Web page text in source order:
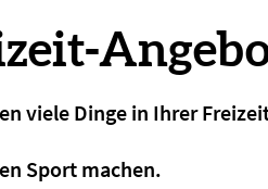
viele Dinge in Ihrer
Sport machen.